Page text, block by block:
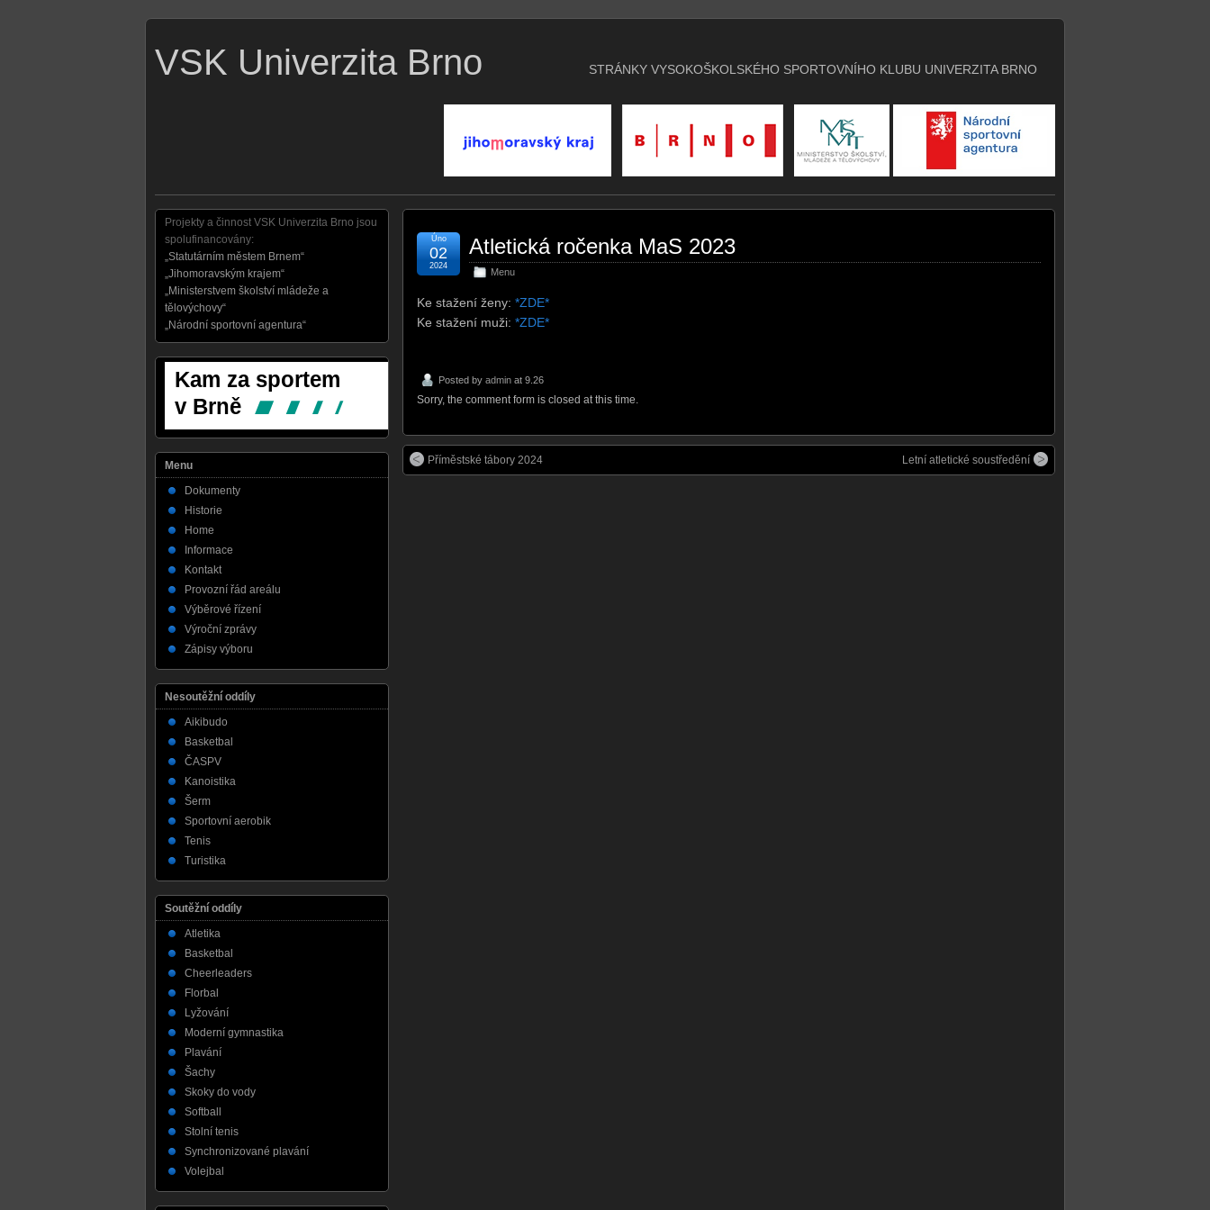
VSK Univerzita Brno STRÁNKY VYSOKOŠKOLSKÉHO SPORTOVNÍHO KLUBU UNIVERZITA BRNO
Atletická ročenka MaS 2023
Menu
Úno
02
2024
Ke stažení ženy: *ZDE*
Ke stažení muži: *ZDE*
Posted by admin at 9.26
Sorry, the comment form is closed at this time.
Příměstské tábory 2024 Letní atletické soustředění
Projekty a činnost VSK Univerzita Brno jsou
spolufinancovány:
„Statutárním městem Brnem“
„Jihomoravským krajem“
„Ministerstvem školství mládeže a
tělovýchovy“
„Národní sportovní agentura“
Menu
Dokumenty
Historie
Home
Informace
Kontakt
Provozní řád areálu
Výběrové řízení
Výroční zprávy
Zápisy výboru
Nesoutěžní oddíly
Aikibudo
Basketbal
ČASPV
Kanoistika
Šerm
Sportovní aerobik
Tenis
Turistika
Soutěžní oddíly
Atletika
Basketbal
Cheerleaders
Florbal
Lyžování
Moderní gymnastika
Plavání
Šachy
Skoky do vody
Softball
Stolní tenis
Synchronizované plavání
Volejbal